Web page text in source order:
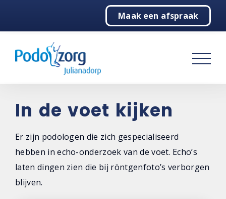
Maak een afspraak
Podologie
Behandelingen
Over ons
In de voet kijken
Er zijn podologen die zich gespecialiseerd
hebben in echo-onderzoek van de voet. Echo’s
laten dingen zien die bij röntgenfoto’s verborgen
blijven.